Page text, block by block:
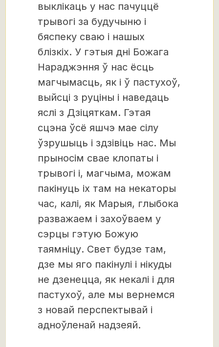
выклікаць у нас пачуццё
трывогі за будучыню і
бяспеку сваю і нашых
блізкіх. У гэтыя дні Божага
Нараджэння ў нас ёсць
магчымасць, як і ў пастухоў,
выйсці з руціны і наведаць
яслі з Дзіцяткам. Гэтая
сцэна ўсё яшчэ мае сілу
ўзрушыць і здзівіць нас. Мы
прыносім свае клопаты і
трывогі і, магчыма, можам
пакінуць іх там на некаторы
час, калі, як Марыя, глыбока
разважаем і захоўваем у
сэрцы гэтую Божую
таямніцу. Свет будзе там,
дзе мы яго пакінулі і нікуды
не дзенецца, як некалі і для
пастухоў, але мы вернемся
з новай перспектывай і
адноўленай надзеяй.